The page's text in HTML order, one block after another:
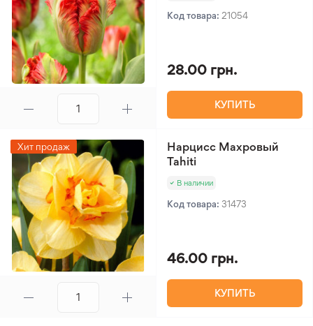
Код товара: 21054
28.00 грн.
КУПИТЬ
Хит продаж
Нарцисс Махровый
Tahiti
В наличии
Код товара: 31473
46.00 грн.
КУПИТЬ